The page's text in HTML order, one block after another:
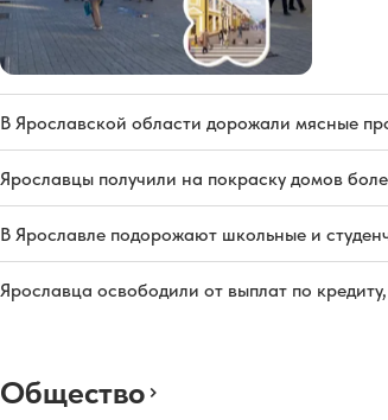
В Ярославской области дорожали мясные
Ярославцы получили на покраску домов
В Ярославле подорожают школьные и
Ярославца освободили от выплат по
Общество